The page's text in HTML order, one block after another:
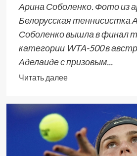
Арина Соболенко. Фото из
Белорусская теннисистка
Соболенко вышла в финал
категории WTA-500 в
Аделаиде с призовым...
Читать далее